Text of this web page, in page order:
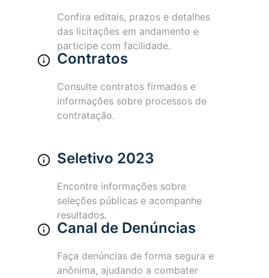
Confira editais, prazos e detalhes
das licitações em andamento e
participe com facilidade.
Contratos
Consulte contratos firmados e
informações sobre processos de
contratação.
Seletivo 2023
Encontre informações sobre
seleções públicas e acompanhe
resultados.
Canal de Denúncias
Faça denúncias de forma segura e
anônima, ajudando a combater